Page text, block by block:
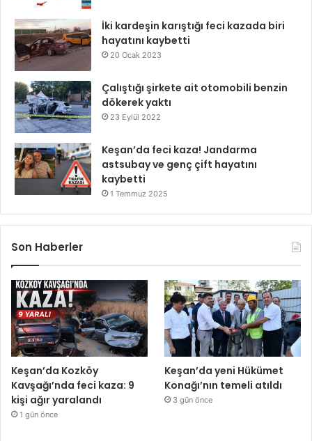
İki kardeşin karıştığı feci kazada biri
hayatını kaybetti
20 Ocak 2023
Çalıştığı şirkete ait otomobili benzin
dökerek yaktı
23 Eylül 2022
Keşan’da feci kaza! Jandarma
astsubay ve genç çift hayatını
kaybetti
1 Temmuz 2025
Son Haberler
Keşan’da Kozköy
Kavşağı’nda feci kaza: 9
kişi ağır yaralandı
1 gün önce
Keşan’da yeni Hükümet
Konağı’nın temeli atıldı
3 gün önce